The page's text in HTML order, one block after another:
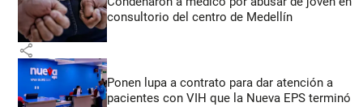
consultorio del centro de Medellín
share
Ponen lupa a contrato para dar atención a
pacientes con VIH que la Nueva EPS terminó